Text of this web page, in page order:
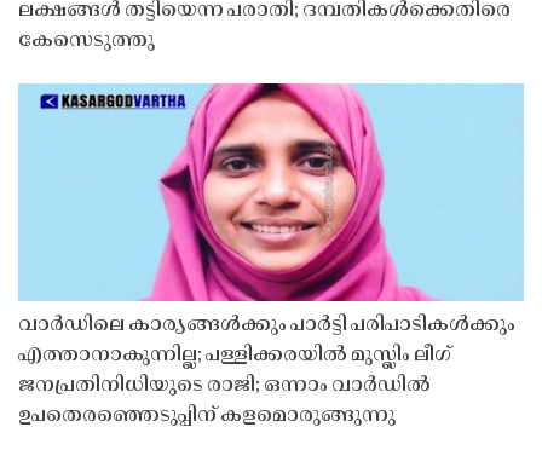
ലക്ഷങ്ങൾ തട്ടിയെന്ന പരാതി; ദമ്പതികൾക്കെതിരെ
കേസെടുത്തു
വാർഡിലെ കാര്യങ്ങൾക്കും പാർട്ടി പരിപാടികൾക്കും
എത്താനാകുന്നില്ല; പള്ളിക്കരയിൽ മുസ്ലിം ലീഗ്
ജനപ്രതിനിധിയുടെ രാജി; ഒന്നാം വാർഡിൽ
ഉപതെരഞ്ഞെടുപ്പിന് കളമൊരുങ്ങുന്നു